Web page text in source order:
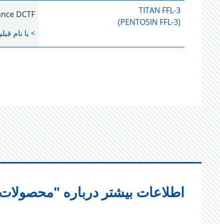
TITAN FFL-3
(PENTOSIN FFL-3)
DCTF
> با نام
اطلاعات بیشتر درباره